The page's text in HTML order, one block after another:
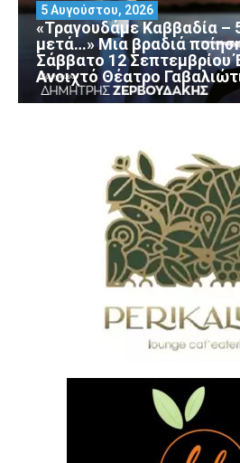
«Τραγουδάμε Καββαδία –
μετά…» Μια βραδιά
Σάββατο 12 Σεπτεμβρίου
Ανοιχτό Θέατρο
5 Αυγούστου, 2026